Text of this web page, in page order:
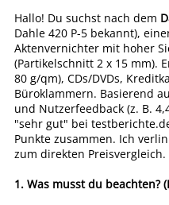
Hallo! Du suchst nach dem
Dahle 420 P-5 bekannt),
Aktenvernichter mit hoher
(Partikelschnitt 2 x 15 mm).
80 g/qm), CDs/DVDs,
Büroklammern. Basierend
und Nutzerfeedback (z. B.
"sehr gut" bei
Punkte zusammen. Ich
zum direkten Preisvergleich.
1. Was musst du beachten?